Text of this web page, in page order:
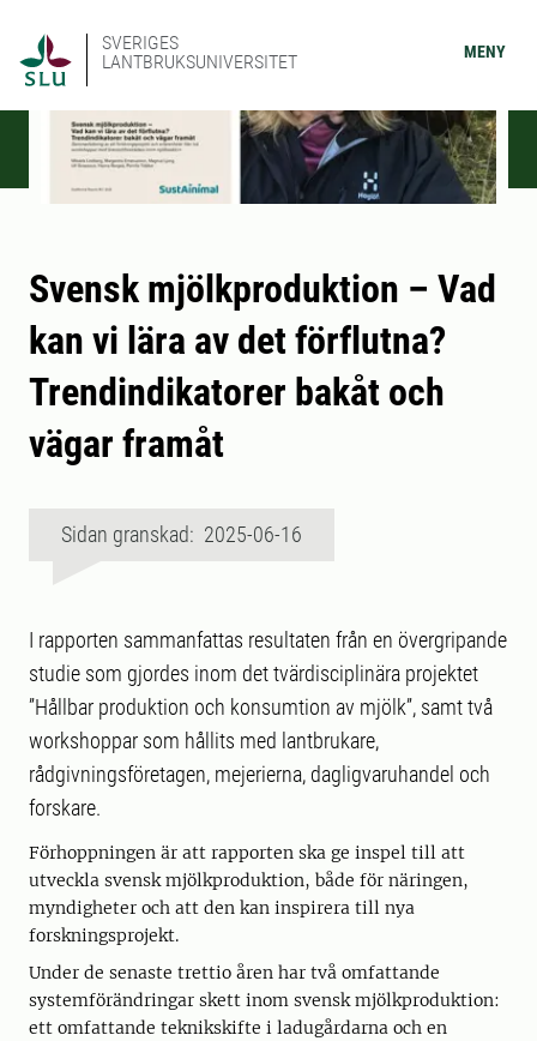
SVERIGES
LANTBRUKSUNIVERSITET
MENY
Svensk mjölkproduktion – Vad
kan vi lära av det förflutna?
Trendindikatorer bakåt och
vägar framåt
Sidan granskad: 2025-06-16
I rapporten sammanfattas resultaten från en övergripande
studie som gjordes inom det tvärdisciplinära projektet
”Hållbar produktion och konsumtion av mjölk”, samt två
workshoppar som hållits med lantbrukare,
rådgivningsföretagen, mejerierna, dagligvaruhandel och
forskare.
Förhoppningen är att rapporten ska ge inspel till att
utveckla svensk mjölkproduktion, både för näringen,
myndigheter och att den kan inspirera till nya
forskningsprojekt.
Under de senaste trettio åren har två omfattande
systemförändringar skett inom svensk mjölkproduktion:
ett omfattande teknikskifte i ladugårdarna och en